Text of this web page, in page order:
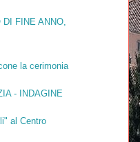
FINE ANNO,
la cerimonia
- INDAGINE
al Centro